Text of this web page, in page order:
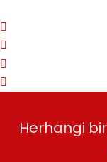
Herhangi